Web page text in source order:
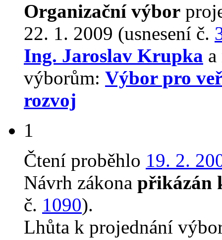
Organizační výbor
22. 1. 2009 (usnesení č.
Ing. Jaroslav Krupka
výborům: Výbor pro
rozvoj
1
Čtení proběhlo 19. 2.
Návrh zákona přikázán
č. 1090).
Lhůta k projednání